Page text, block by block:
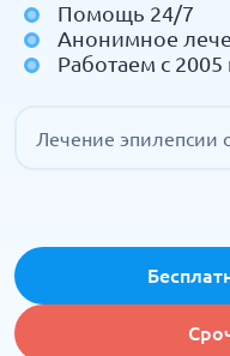
Помощь 24/7
Анонимное
Работаем с 2005
Лечение эпилепсии